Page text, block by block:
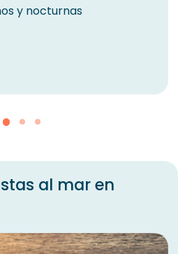
y nocturnas
al mar en